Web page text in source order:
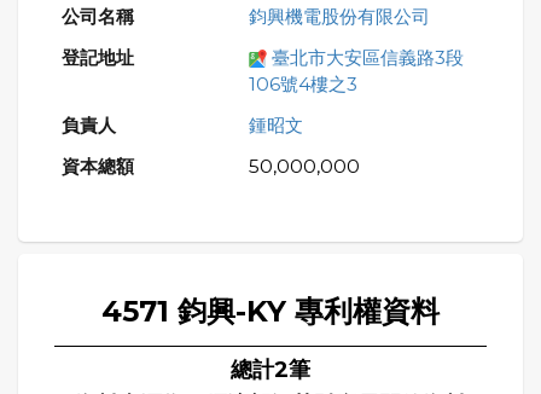
鈞興機電股份有限公司
臺北市大安區信義路3段
106號4樓之3
鍾昭文
50,000,000
4571 鈞興-KY 專利權資料
總計2筆